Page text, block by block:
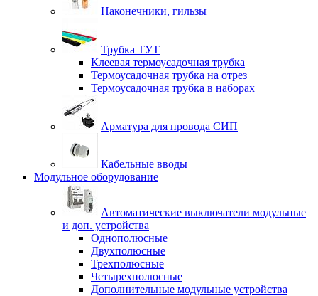
Наконечники, гильзы
Трубка ТУТ
Клеевая термоусадочная трубка
Термоусадочная трубка на отрез
Термоусадочная трубка в наборах
Арматура для провода СИП
Кабельные вводы
Модульное оборудование
Автоматические выключатели модульные
и доп. устройства
Однополюсные
Двухполюсные
Трехполюсные
Четырехполюсные
Дополнительные модульные устройства